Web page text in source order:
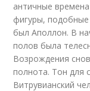
античные
фигуры,
был Аполлон. В
полов была
Возрождения
полнота. Тон для
Витрувианский